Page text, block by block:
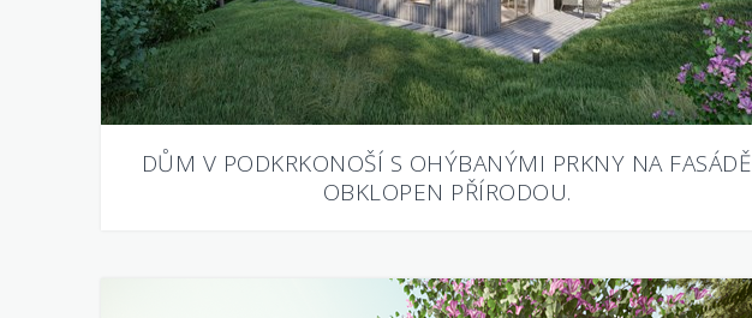
DŮM V PODKRKONOŠÍ S OHÝBANÝMI PRKNY NA FASÁDĚ
OBKLOPEN PŘÍRODOU.